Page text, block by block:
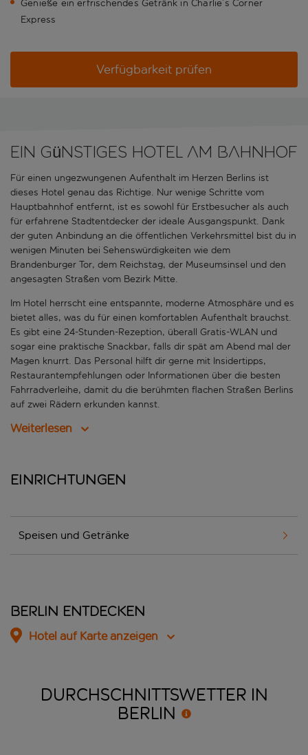
Genieße ein erfrischendes Getränk in Charlie’s Corner
Express
Verfügbarkeit prüfen
Ein günstiges Hotel am Bahnhof
Für einen ungezwungenen Aufenthalt im Herzen Berlins ist
dieses Hotel genau das Richtige. Nur wenige Schritte vom
Hauptbahnhof entfernt, ist es sowohl für Erstbesucher als auch
für erfahrene Stadtentdecker der ideale Ausgangspunkt. Dank
der guten Anbindung an die öffentlichen Verkehrsmittel bist du in
wenigen Minuten bei Sehenswürdigkeiten wie dem
Brandenburger Tor, dem Reichstag, der Museumsinsel und den
angesagten Straßen vom Bezirk Mitte.
Im Hotel herrscht eine entspannte, moderne Atmosphäre und es
bietet alles, was du für einen komfortablen Aufenthalt brauchst.
Es gibt eine 24-Stunden-Rezeption, überall Gratis-WLAN und
sogar eine praktische Snackbar, falls dir spät am Abend mal der
Magen knurrt. Das Personal hilft dir gerne mit Insidertipps,
Restaurantempfehlungen oder Informationen über die besten
Fahrradverleihe, damit du die berühmten flachen Straßen Berlins
auf zwei Rädern erkunden kannst.
Weiterlesen
Einrichtungen
Speisen und Getränke
Berlin entdecken
Hotel auf Karte anzeigen
DURCHSCHNITTSWETTER IN
BERLIN